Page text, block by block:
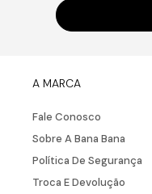
A MARCA
Fale Conosco
Sobre A Bana Bana
Política De Segurança
Troca E Devolução